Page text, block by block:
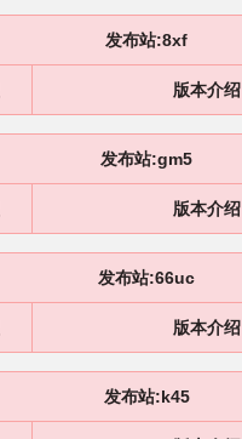
发布站:8xf
版本介绍
发布站:gm5
版本介绍
发布站:66uc
版本介绍
发布站:k45